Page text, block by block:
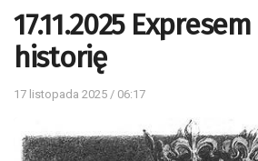
17.11.2025
historię
17 listopada 2025 / 06:17